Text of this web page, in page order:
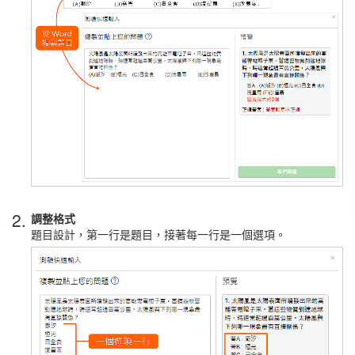
2. 調整格式
題目設計，第一行是題目，接著每一行是一個選項。